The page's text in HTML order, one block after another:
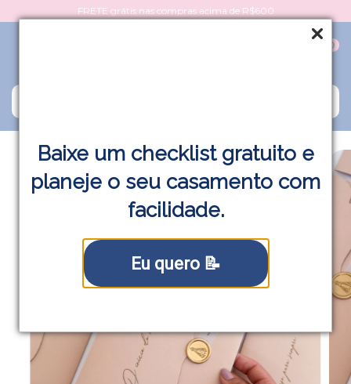
Baixe um checklist gratuito e
planeje o seu casamento com
facilidade.
Eu quero 📝
FRETE grátis nas compras acima de R$600
0